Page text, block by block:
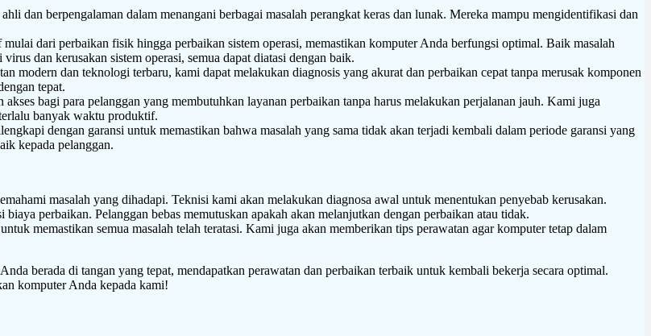
dan berpengalaman dalam menangani berbagai masalah perangkat keras dan lunak. Mereka mampu mengidentifikasi dan
dari perbaikan fisik hingga perbaikan sistem operasi, memastikan komputer Anda berfungsi optimal. Baik masalah
dan kerusakan sistem operasi, semua dapat diatasi dengan baik.
modern dan teknologi terbaru, kami dapat melakukan diagnosis yang akurat dan perbaikan cepat tanpa merusak komponen
tepat.
akses bagi para pelanggan yang membutuhkan layanan perbaikan tanpa harus melakukan perjalanan jauh. Kami juga
banyak waktu produktif.
dengan garansi untuk memastikan bahwa masalah yang sama tidak akan terjadi kembali dalam periode garansi yang
kepada pelanggan.
masalah yang dihadapi. Teknisi kami akan melakukan diagnosa awal untuk menentukan penyebab kerusakan.
biaya perbaikan. Pelanggan bebas memutuskan apakah akan melanjutkan dengan perbaikan atau tidak.
memastikan semua masalah telah teratasi. Kami juga akan memberikan tips perawatan agar komputer tetap dalam
berada di tangan yang tepat, mendapatkan perawatan dan perbaikan terbaik untuk kembali bekerja secara optimal.
komputer Anda kepada kami!